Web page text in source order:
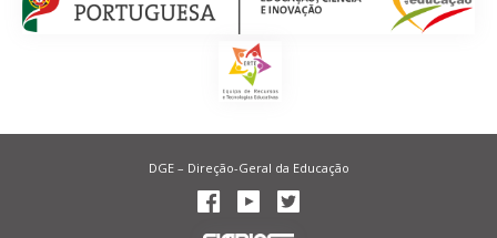
DGE – Direção-Geral da Educação